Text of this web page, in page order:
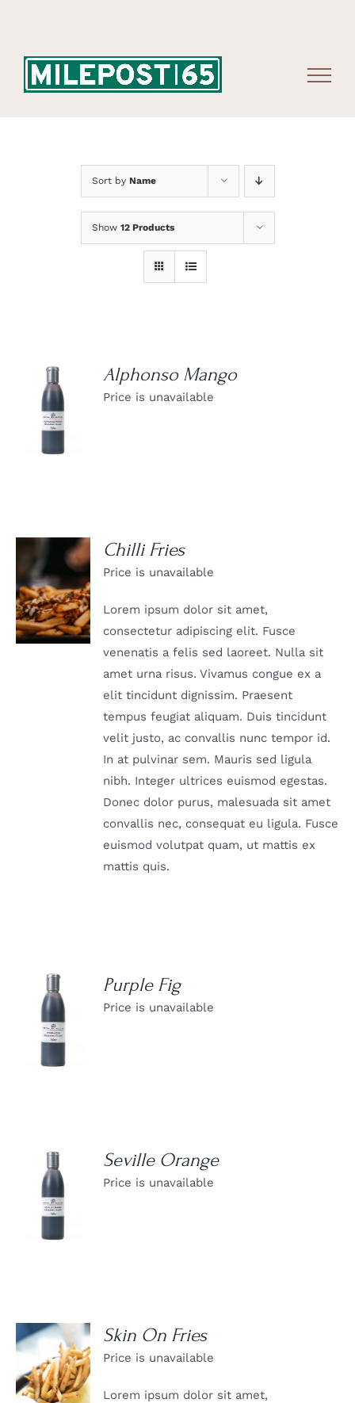
Sort by Name
Show 12 Products
DETAILS
Alphonso Mango
Price is unavailable
DETAILS
Chilli Fries
Price is unavailable
Lorem ipsum dolor sit amet,
consectetur adipiscing elit. Fusce
venenatis a felis sed laoreet. Nulla sit
amet urna risus. Vivamus congue ex a
elit tincidunt dignissim. Praesent
tempus feugiat aliquam. Duis tincidunt
velit justo, ac convallis nunc tempor id.
In at pulvinar sem. Mauris sed ligula
nibh. Integer ultrices euismod egestas.
Donec dolor purus, malesuada sit amet
convallis nec, consequat eu ligula. Fusce
euismod volutpat quam, ut mattis ex
mattis quis.
DETAILS
Purple Fig
Price is unavailable
DETAILS
Seville Orange
Price is unavailable
DETAILS
Skin On Fries
Price is unavailable
Lorem ipsum dolor sit amet,